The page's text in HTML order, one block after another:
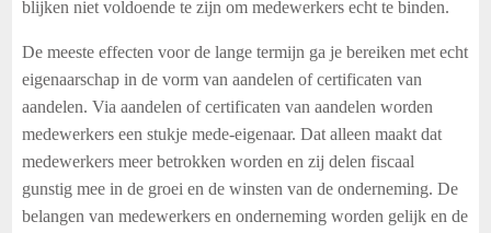
blijken niet voldoende te zijn om medewerkers echt te binden.
De meeste effecten voor de lange termijn ga je bereiken met echt
eigenaarschap in de vorm van aandelen of certificaten van
aandelen. Via aandelen of certificaten van aandelen worden
medewerkers een stukje mede-eigenaar. Dat alleen maakt dat
medewerkers meer betrokken worden en zij delen fiscaal
gunstig mee in de groei en de winsten van de onderneming. De
belangen van medewerkers en onderneming worden gelijk en de